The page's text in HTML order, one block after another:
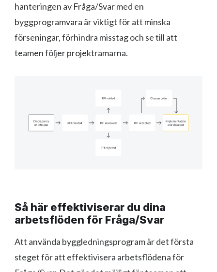
hanteringen av Fråga/Svar med en
byggprogramvara är viktigt för att minska
förseningar, förhindra misstag och se till att
teamen följer projektramarna.
Så här effektiviserar du dina
arbetsflöden för Fråga/Svar
Att använda byggledningsprogram är det första
steget för att effektivisera arbetsflödena för